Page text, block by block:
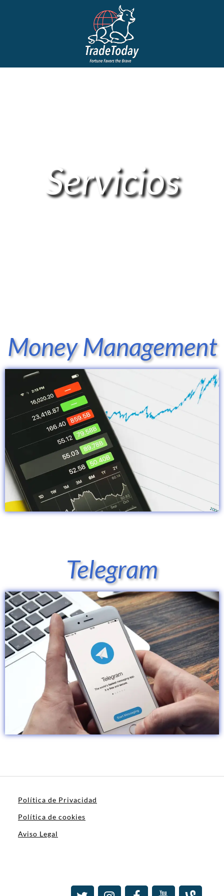
Servicios
Money Management
Telegram
Política de Privacidad
Política de cookies
Aviso Legal